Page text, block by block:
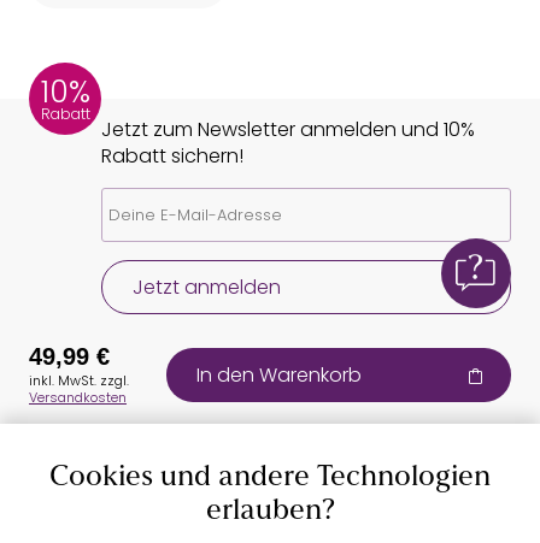
10%
Rabatt
Jetzt zum Newsletter anmelden und 10%
Rabatt sichern!
Jetzt anmelden
Auszeichnungen
49,99 €
inkl. MwSt. zzgl.
Versandkosten
In den Warenkorb
Cookies und andere Technologien
erlauben?